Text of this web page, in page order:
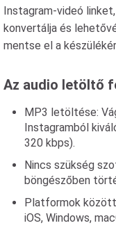
Instagram-videó
konvertálja és
mentse el a
Az audio letöltő
MP3 letöltése:
Instagramból
320 kbps).
Nincs szükség
böngészőben
Platformok
iOS, Windows,